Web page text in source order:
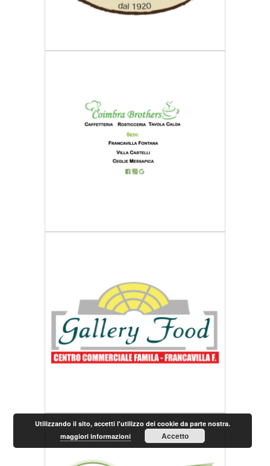
Utilizzando il sito, accetti l'utilizzo dei cookie da parte nostra.
maggiori informazioni
Accetto